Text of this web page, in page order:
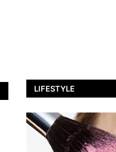
LIFESTYLE